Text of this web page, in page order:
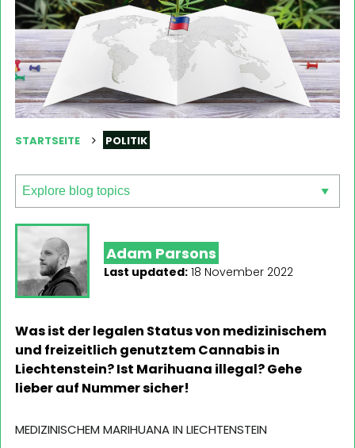
STARTSEITE POLITIK
Adam Parsons
Last updated: 18 November 2022
Was ist der legalen Status von medizinischem
und freizeitlich genutztem Cannabis in
Liechtenstein? Ist Marihuana illegal? Gehe
lieber auf Nummer sicher!
MEDIZINISCHEM MARIHUANA IN LIECHTENSTEIN